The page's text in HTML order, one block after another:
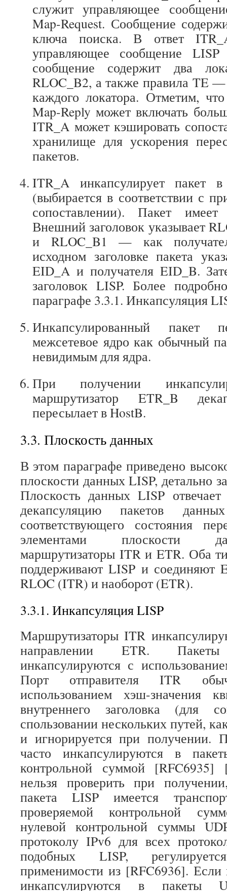
служит управляющее
Map-Request. Сообщение
ключа поиска. В ответ
управляющее сообщение
сообщение содержит два
RLOC_B2, а также правила TE
каждого локатора. Отметим,
Map-Reply может включать
ITR_A может кэшировать
хранилище для ускорения
пакетов.
ITR_A инкапсулирует пакет
(выбирается в соответствии с
сопоставлении). Пакет
Внешний заголовок указывает
и RLOC_B1 — как
исходном заголовке пакета
EID_A и получателя EID_B.
заголовок LISP. Более
параграфе 3.3.1. Инкапсуляция
Инкапсулированный пакет
межсетевое ядро как обычный
невидимым для ядра.
При получении
маршрутизатор ETR_B
пересылает в HostB.
3.3. Плоскость данных
В этом параграфе приведено
плоскости данных LISP, детально
Плоскость данных LISP
декапсуляцию пакетов
соответствующего состояния
элементами плоскости
маршрутизаторы ITR и ETR. Оба
поддерживают LISP и соединяют
RLOC (ITR) и наоборот (ETR).
3.3.1. Инкапсуляция LISP
Маршрутизаторы ITR
направлении ETR.
инкапсулируются с
Порт отправителя ITR
использованием хэш-значения
внутреннего заголовка (для
спользовании нескольких путей,
и игнорируется при получении.
часто инкапсулируются в
контрольной суммой [RFC6935]
нельзя проверить при
пакета LISP имеется
проверяемой контрольной
нулевой контрольной суммы
протоколу IPv6 для всех
подобных LISP,
применимости из [RFC6936].
инкапсулируются в пакеты